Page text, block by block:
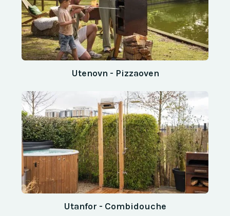
Utenovn - Pizzaoven
Utanfor - Combidouche